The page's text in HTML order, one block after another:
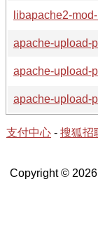
libapache2-
apache-upload-
apache-upload-
apache-upload-
支付中心 - 搜狐招
Copyright ©